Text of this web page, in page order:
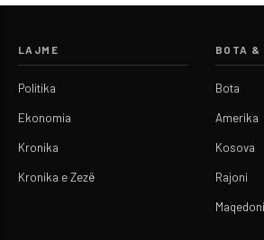
LAJME
Politika
Ekonomia
Kronika
Kronika e Zezë
BOTA &
Bota
Amerika
Kosova
Rajoni